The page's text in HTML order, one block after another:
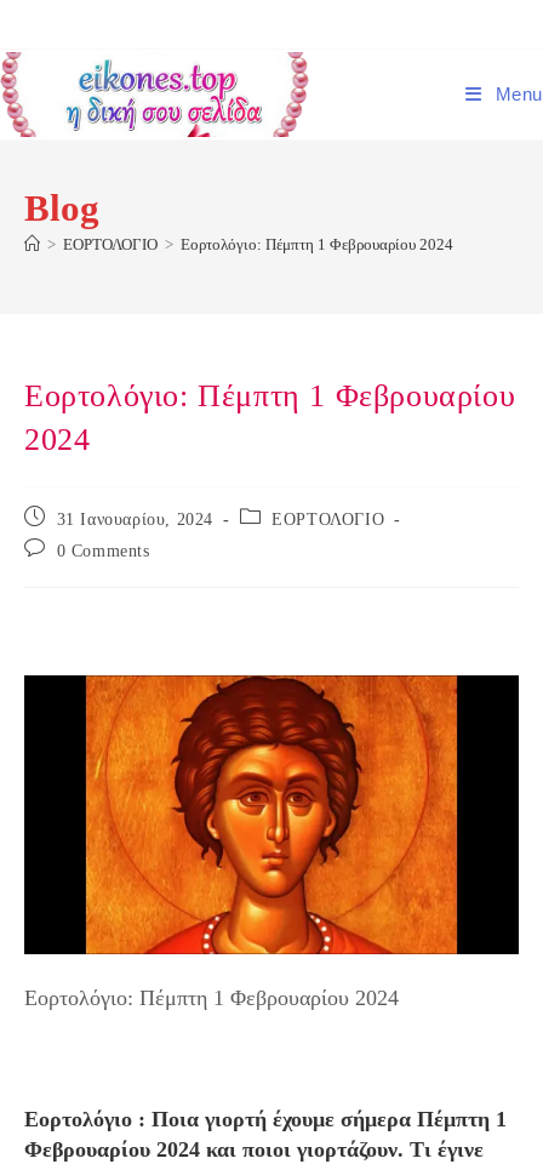
content
Menu
Blog
> ΕΟΡΤΟΛΟΓΙΟ > Εορτολόγιο: Πέμπτη 1 Φεβρουαρίου 2024
Εορτολόγιο: Πέμπτη 1 Φεβρουαρίου
2024
Post
published:
31 Ιανουαρίου, 2024
Post ΕΟΡΤΟΛΟΓΙΟ
Post
0 Comments
Εορτολόγιο: Πέμπτη 1 Φεβρουαρίου 2024
Εορτολόγιο : Ποια γιορτή έχουμε σήμερα Πέμπτη 1
Φεβρουαρίου 2024 και ποιοι γιορτάζουν. Τι έγινε